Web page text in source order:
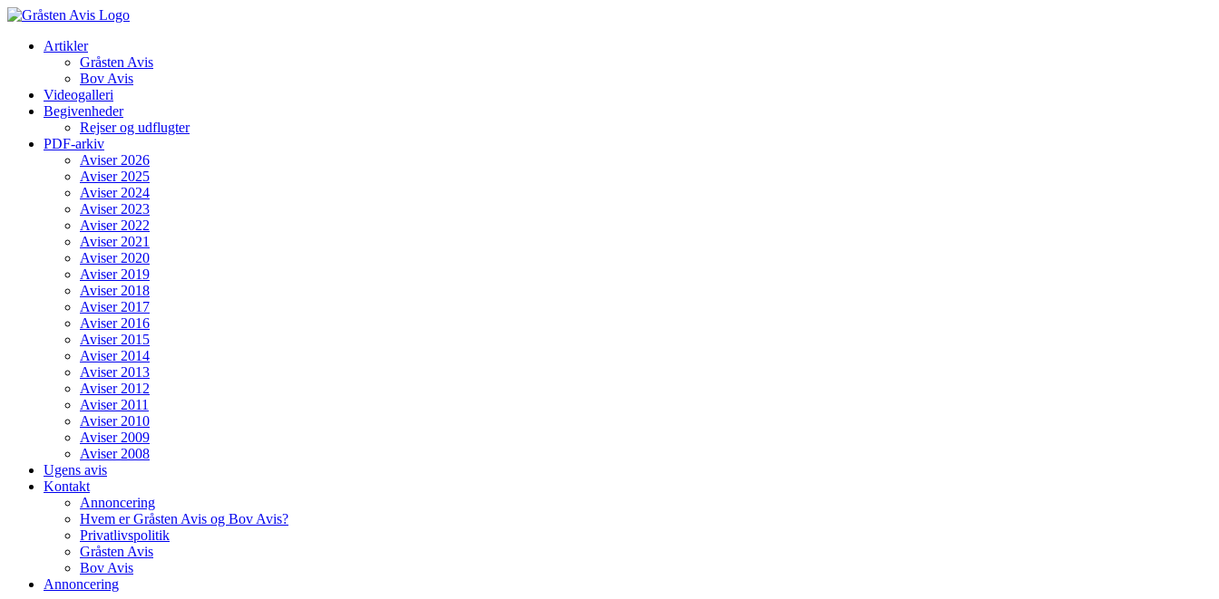
Skip
contentArtikler
Gråsten Avis
Bov Avis
Videogalleri
Begivenheder
Rejser og udflugter
PDF-arkiv
Aviser 2026
Aviser 2025
Aviser 2024
Aviser 2023
Aviser 2022
Aviser 2021
Aviser 2020
Aviser 2019
Aviser 2018
Aviser 2017
Aviser 2016
Aviser 2015
Aviser 2014
Aviser 2013
Aviser 2012
Aviser 2011
Aviser 2010
Aviser 2009
Aviser 2008
Ugens avis
Kontakt
Annoncering
Hvem er Gråsten Avis og Bov Avis?
Privatlivspolitik
Gråsten Avis
Bov Avis
Annoncering